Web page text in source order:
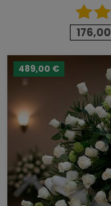
489,00 €